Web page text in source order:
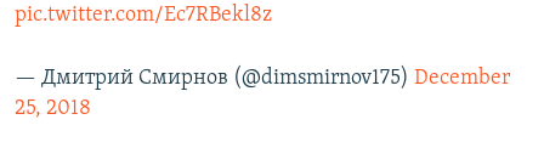
pic.twitter.com/Ec7RBekl8z
— Дмитрий Смирнов (@dimsmirnov175) December
25, 2018